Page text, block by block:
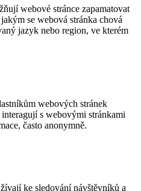
webové stránce zapamatovat
se webová stránka chová
jazyk nebo region, ve kterém
webových stránek
s webovými stránkami
často anonymně.
ke sledování návštěvníků a